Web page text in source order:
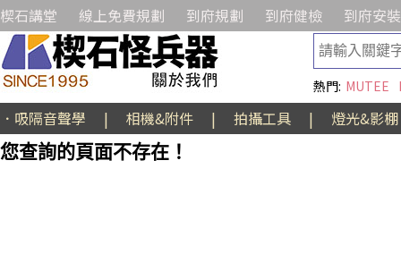
楔石講堂 線上免費規劃 到府規劃 到府健檢 到府安裝
熱門: MUTEE
．吸隔音聲學 | 相機&附件 | 拍攝工具 |
燈光&影棚
您查詢的頁面不存在！